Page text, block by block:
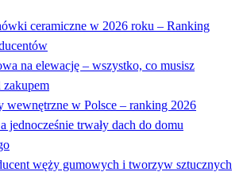
ceramiczne w 2026 roku – Ranking
na elewację – wszystko, co musisz
zakupem
wewnętrzne w Polsce – ranking 2026
jednocześnie trwały dach do domu
węży gumowych i tworzyw sztucznych